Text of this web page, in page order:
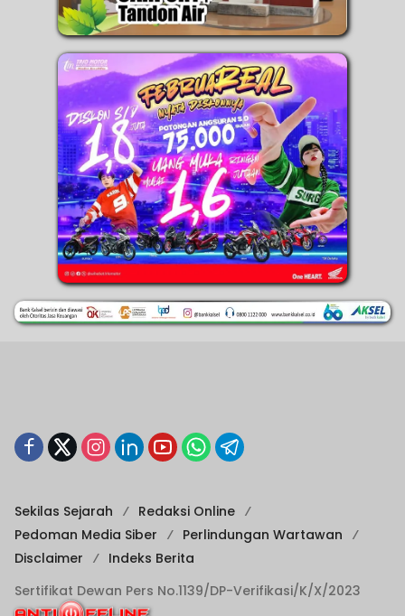
Sekilas Sejarah
Redaksi Online
Pedoman Media Siber
Perlindungan Wartawan
Disclaimer
Indeks Berita
Sertifikat Dewan Pers No.1139/DP-Verifikasi/K/X/2023